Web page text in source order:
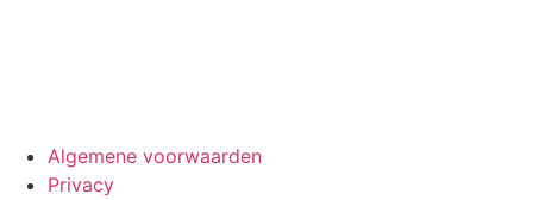
Algemene voorwaarden
Privacy